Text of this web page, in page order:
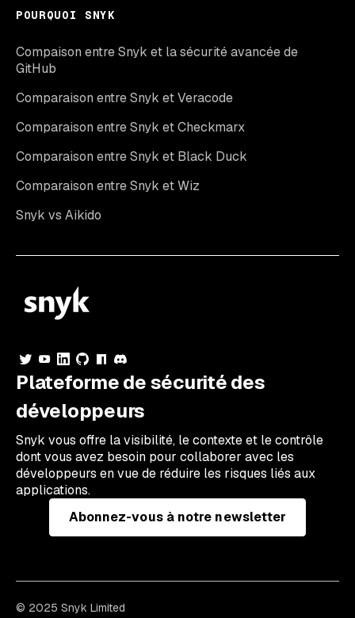
POURQUOI SNYK
Compaison entre Snyk et la sécurité avancée de
GitHub
Comparaison entre Snyk et Veracode
Comparaison entre Snyk et Checkmarx
Comparaison entre Snyk et Black Duck
Comparaison entre Snyk et Wiz
Snyk vs Aikido
Plateforme de sécurité des
développeurs
Snyk vous offre la visibilité, le contexte et le contrôle
dont vous avez besoin pour collaborer avec les
développeurs en vue de réduire les risques liés aux
applications.
Abonnez-vous à notre newsletter
© 2025 Snyk Limited